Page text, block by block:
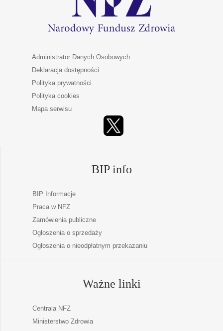
Administrator Danych Osobowych
Deklaracja dostępności
Polityka prywatności
Polityka cookies
Mapa serwisu
BIP info
BIP Informacje
Praca w NFZ
Zamówienia publiczne
Ogłoszenia o sprzedaży
Ogłoszenia o nieodpłatnym przekazaniu
Ważne linki
Centrala NFZ
Ministerstwo Zdrowia